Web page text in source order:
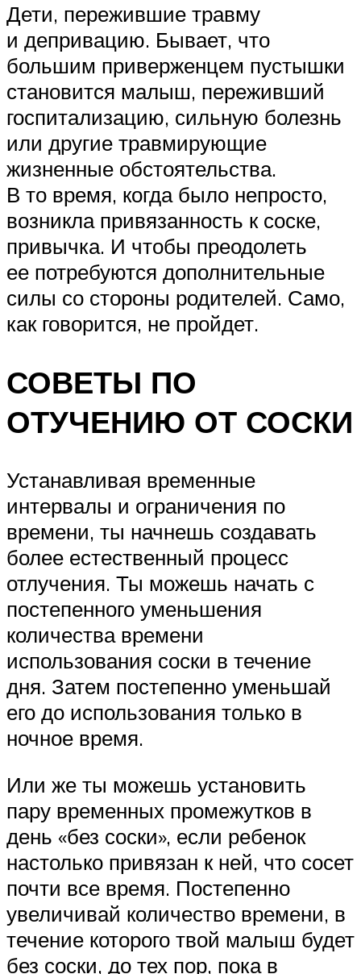
Дети, пережившие травму
и депривацию. Бывает, что
большим приверженцем пустышки
становится малыш, переживший
госпитализацию, сильную болезнь
или другие травмирующие
жизненные обстоятельства.
В то время, когда было непросто,
возникла привязанность к соске,
привычка. И чтобы преодолеть
ее потребуются дополнительные
силы со стороны родителей. Само,
как говорится, не пройдет.
СОВЕТЫ ПО
ОТУЧЕНИЮ ОТ СОСКИ
Устанавливая временные
интервалы и ограничения по
времени, ты начнешь создавать
более естественный процесс
отлучения. Ты можешь начать с
постепенного уменьшения
количества времени
использования соски в течение
дня. Затем постепенно уменьшай
его до использования только в
ночное время.
Или же ты можешь установить
пару временных промежутков в
день «без соски», если ребенок
настолько привязан к ней, что сосет
почти все время. Постепенно
увеличивай количество времени, в
течение которого твой малыш будет
без соски, до тех пор, пока в